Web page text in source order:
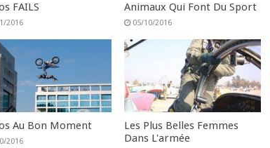
FAILS
2016
Animaux Qui Font Du Sport
05/10/2016
Au Bon Moment
2016
Les Plus Belles Femmes
Dans L'armée